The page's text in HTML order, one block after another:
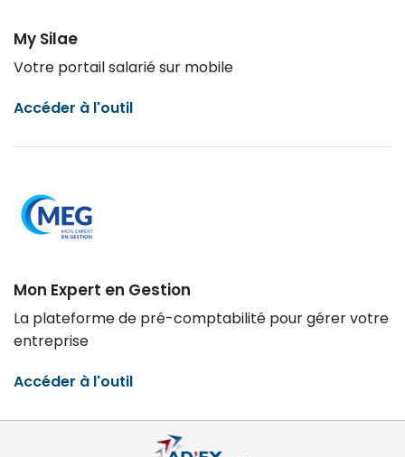
My Silae
Votre portail salarié sur mobile
Accéder à l'outil
Mon Expert en Gestion
La plateforme de pré-comptabilité pour gérer votre
entreprise
Accéder à l'outil